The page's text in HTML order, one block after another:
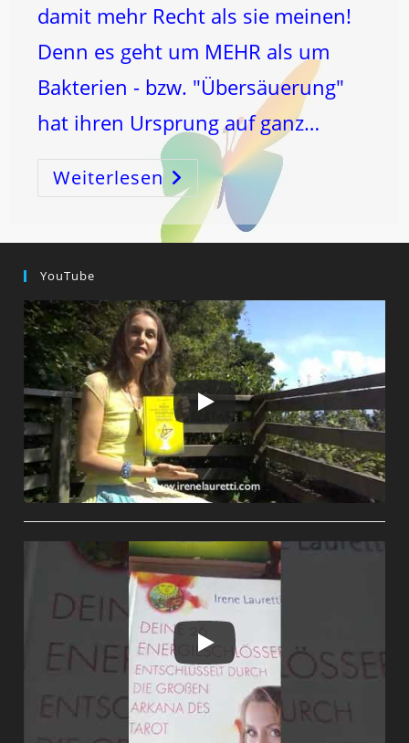
damit mehr Recht als sie meinen!
Denn es geht um MEHR als um
Bakterien - bzw. "Übersäuerung"
hat ihren Ursprung auf ganz…
WeiterlesenDer
DICKDARM
–
SCHLÜSSEL
Zum
KOSMOS
YouTube